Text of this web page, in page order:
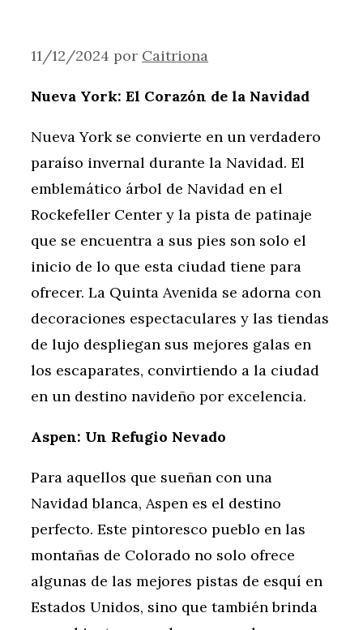
11/12/2024 por Caitriona
Nueva York: El Corazón de la Navidad
Nueva York se convierte en un verdadero
paraíso invernal durante la Navidad. El
emblemático árbol de Navidad en el
Rockefeller Center y la pista de patinaje
que se encuentra a sus pies son solo el
inicio de lo que esta ciudad tiene para
ofrecer. La Quinta Avenida se adorna con
decoraciones espectaculares y las tiendas
de lujo despliegan sus mejores galas en
los escaparates, convirtiendo a la ciudad
en un destino navideño por excelencia.
Aspen: Un Refugio Nevado
Para aquellos que sueñan con una
Navidad blanca, Aspen es el destino
perfecto. Este pintoresco pueblo en las
montañas de Colorado no solo ofrece
algunas de las mejores pistas de esquí en
Estados Unidos, sino que también brinda